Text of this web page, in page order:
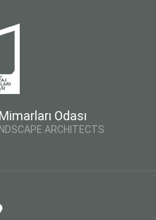
Odası
ARCHITECTS